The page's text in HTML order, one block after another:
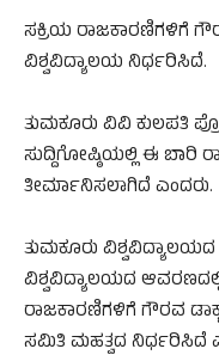
ಸಕ್ರಿಯ ರಾಜಕಾರಣಿಗಳಿಗೆ
ವಿಶ್ವವಿದ್ಯಾಲಯ ನಿರ್ಧರಿಸಿದೆ.
ತುಮಕೂರು ವಿವಿ ಕುಲಪತಿ
ಸುದ್ದಿಗೋಷ್ಠಿಯಲ್ಲಿ ಈ ಬಾರಿ
ತೀರ್ಮಾನಿಸಲಾಗಿದೆ ಎಂದರು.
ತುಮಕೂರು
ವಿಶ್ವವಿದ್ಯಾಲಯದ
ರಾಜಕಾರಣಿಗಳಿಗೆ ಗೌರವ
ಸಮಿತಿ ಮಹತ್ವದ ನಿರ್ಧರಿಸಿದೆ